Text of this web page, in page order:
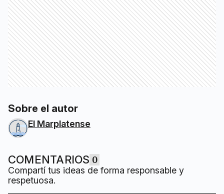
Sobre el autor
El Marplatense
COMENTARIOS 0
Compartí tus ideas de forma responsable y
respetuosa.